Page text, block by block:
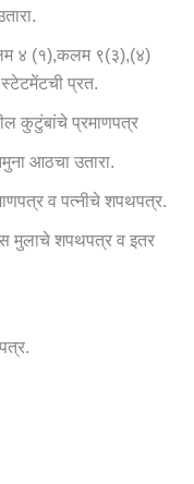
४ (१),कलम ९(३),(४)
प्रत.
कुटुंबांचे प्रमाणपत्र
आठचा उतारा.
व पत्नीचे शपथपत्र.
मुलाचे शपथपत्र व इतर